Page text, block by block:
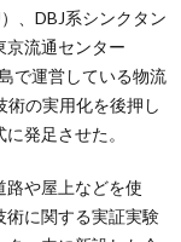
、DBJ系シンクタン
京流通センター
で運営している物流
の実用化を後押し
発足させた。
路や屋上などを使
術に関する実証実験